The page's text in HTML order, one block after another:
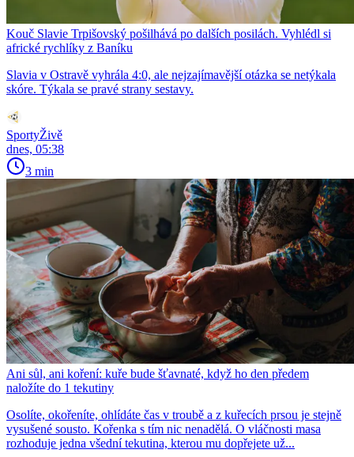
Kouč Slavie Trpišovský pošilhává po dalších posilách. Vyhlédl si
africké rychlíky z Baníku
Slavia v Ostravě vyhrála 4:0, ale nejzajímavější otázka se netýkala
skóre. Týkala se pravé strany sestavy.
SportyŽivě
dnes, 05:38
3 min
Ani sůl, ani koření: kuře bude šťavnaté, když ho den předem
naložíte do 1 tekutiny
Osolíte, okořeníte, ohlídáte čas v troubě a z kuřecích prsou je stejně
vysušené sousto. Kořenka s tím nic nenadělá. O vláčnosti masa
rozhoduje jedna všední tekutina, kterou mu dopřejete už...